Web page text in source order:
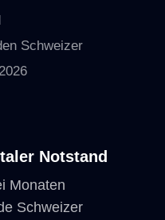
Schweizer
Notstand
Monaten
Schweizer